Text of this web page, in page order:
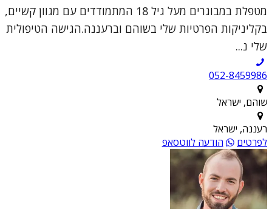
מטפלת במבוגרים מעל גיל 18 המתמודדים עם מגוון קשיים,
בקליניקות הפרטיות שלי בשוהם וברעננה.הגישה הטיפולית
שלי נ...
052-8459986
שוהם, ישראל
רעננה, ישראל
לפרטים
הודעה לווטסאפ